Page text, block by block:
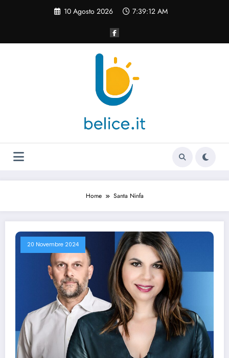
10 Agosto 2026 7:39:12 AM
Home Santa Ninfa
20 Novembre 2024